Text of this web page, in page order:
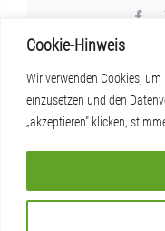
Cookie-Hinweis
Wir verwenden Cookies,
einzusetzen und den
„akzeptieren" klicken,